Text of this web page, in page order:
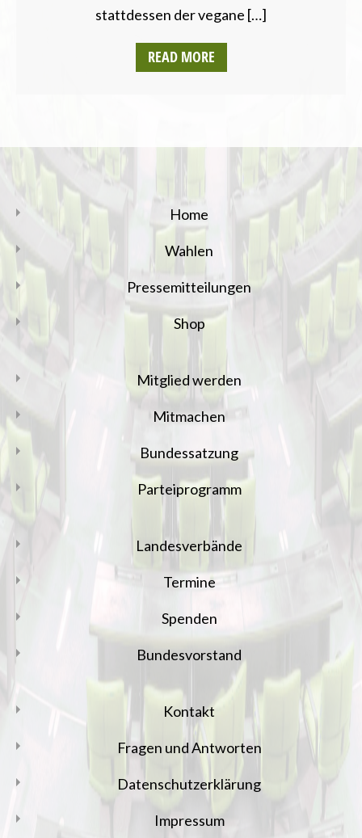
stattdessen der vegane […]
READ MORE
Home
Wahlen
Pressemitteilungen
Shop
Mitglied werden
Mitmachen
Bundessatzung
Parteiprogramm
Landesverbände
Termine
Spenden
Bundesvorstand
Kontakt
Fragen und Antworten
Datenschutzerklärung
Impressum